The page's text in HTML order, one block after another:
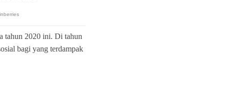
tahun 2020 ini. Di tahun
bagi yang terdampak